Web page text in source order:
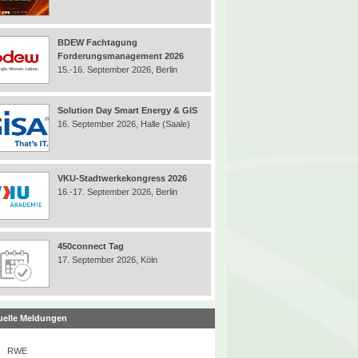
BDEW Fachtagung
Forderungsmanagement 2026
15.-16. September 2026, Berlin
Solution Day Smart Energy & GIS
16. September 2026, Halle (Saale)
VKU-Stadtwerkekongress 2026
16.-17. September 2026, Berlin
450connect Tag
17. September 2026, Köln
Meldungen
RWE